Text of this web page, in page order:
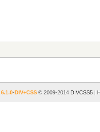
6.1.0-DIV+CSS© 2009-2014 DIVCSS5|